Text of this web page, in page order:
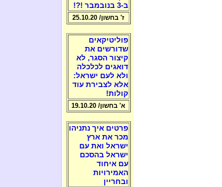
ב-3 בנובמבר !?!
ז' בחשון/ 25.10.20
פוליטיקאים
שדורשים את
קיצור הסגר, לא
דואגים לכלכלה
ולא לעם ישראל:
אלא לצבירת עוד
קולות!
א' בחשון/ 19.10.20
פרטים איך נתניהו
מכר את ארץ
ישראל ואת עם
ישראל בהסכם
עם איחוד
האמירויות
ובחריין